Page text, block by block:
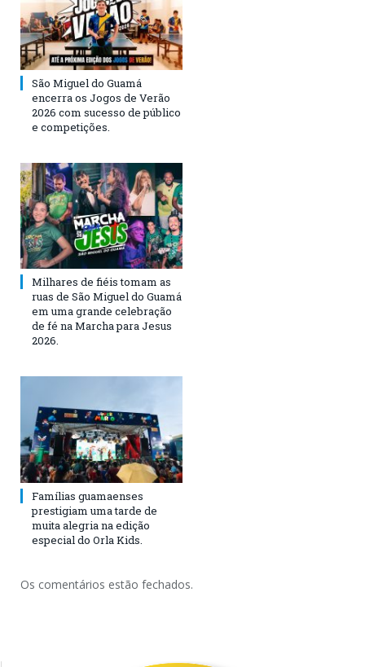
São Miguel do Guamá
encerra os Jogos de Verão
2026 com sucesso de público
e competições.
Milhares de fiéis tomam as
ruas de São Miguel do Guamá
em uma grande celebração
de fé na Marcha para Jesus
2026.
Famílias guamaenses
prestigiam uma tarde de
muita alegria na edição
especial do Orla Kids.
Os comentários estão fechados.